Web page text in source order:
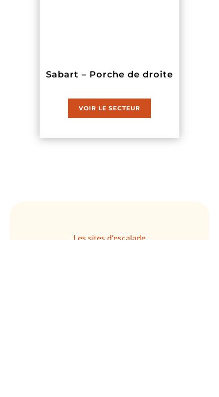
Sabart – Porche de droite
VOIR LE SECTEUR
Les sites d’escalade